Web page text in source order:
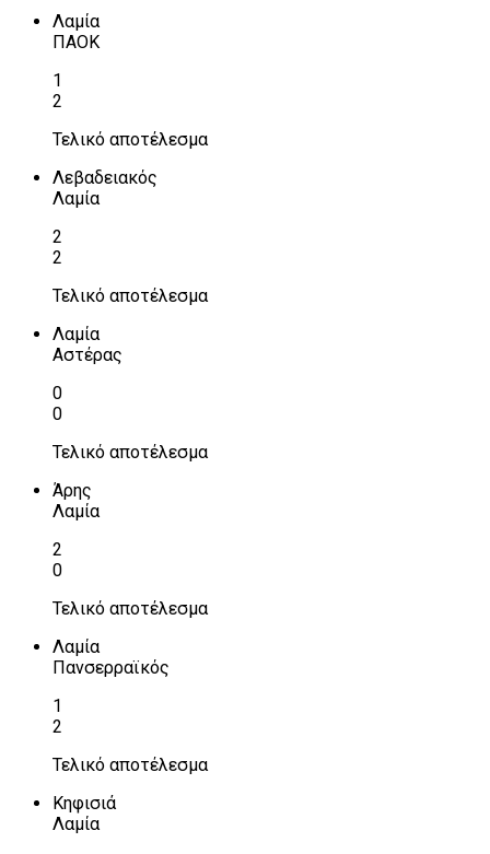
Λαμία
ΠΑΟΚ
1
2
Τελικό αποτέλεσμα
Λεβαδειακός
Λαμία
2
2
Τελικό αποτέλεσμα
Λαμία
Αστέρας
0
0
Τελικό αποτέλεσμα
Άρης
Λαμία
2
0
Τελικό αποτέλεσμα
Λαμία
Πανσερραϊκός
1
2
Τελικό αποτέλεσμα
Κηφισιά
Λαμία